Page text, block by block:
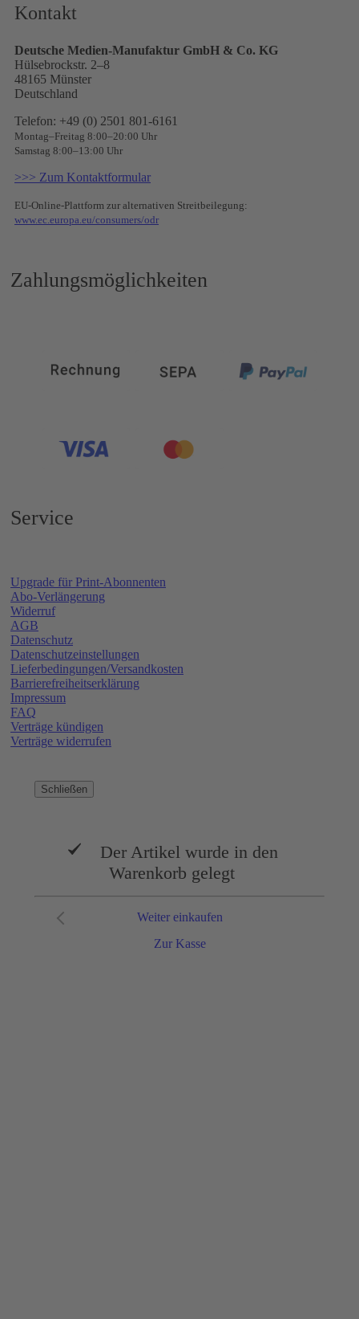
Kontakt
Deutsche Medien-Manufaktur GmbH & Co. KG
Hülsebrockstr. 2–8
48165 Münster
Deutschland
Telefon: +49 (0) 2501 801-6161
Montag–Freitag 8:00–20:00 Uhr
Samstag 8:00–13:00 Uhr
>>> Zum Kontaktformular
EU-Online-Plattform zur alternativen Streitbeilegung:
www.ec.europa.eu/consumers/odr
Zahlungsmöglichkeiten
Service
Upgrade für Print-Abonnenten
Abo-Verlängerung
Widerruf
AGB
Datenschutz
Datenschutzeinstellungen
Lieferbedingungen/Versandkosten
Barrierefreiheitserklärung
Impressum
FAQ
Verträge kündigen
Verträge widerrufen
Schließen
Der Artikel wurde in den
Warenkorb gelegt
Zur Kasse
Weiter einkaufen